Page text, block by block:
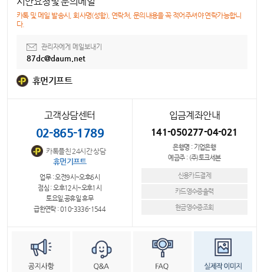
카톡 및 메일 발송시, 회사명(성함), 연락처, 문의내용을 꼭 적어주셔야 연락가능합니
다.
관리자에게 메일보내기
87dc@daum.net
휴먼기프트
고객상담센터
02-865-1789
카톡플친 24시간 상담
휴먼기프트
업무 : 오전9시~오후6시
점심 : 오후12시~오후1시
토요일,공휴일 휴무
급한연락 : 010-3336-1544
입금계좌안내
141-050277-04-021
은행명 : 기업은행
예금주 : (주)토크세븐
신용카드결제
카드영수증출력
현금영수증조회